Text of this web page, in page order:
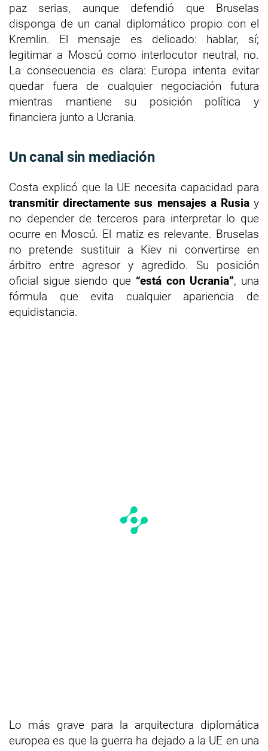
paz serias, aunque defendió que Bruselas
disponga de un canal diplomático propio con el
Kremlin. El mensaje es delicado: hablar, sí;
legitimar a Moscú como interlocutor neutral, no.
La consecuencia es clara: Europa intenta evitar
quedar fuera de cualquier negociación futura
mientras mantiene su posición política y
financiera junto a Ucrania.
Un canal sin mediación
Costa explicó que la UE necesita capacidad para
transmitir directamente sus mensajes a Rusiay
no depender de terceros para interpretar lo que
ocurre en Moscú. El matiz es relevante. Bruselas
no pretende sustituir a Kiev ni convertirse en
árbitro entre agresor y agredido. Su posición
oficial sigue siendo que “está con Ucrania”, una
fórmula que evita cualquier apariencia de
equidistancia.
Lo más grave para la arquitectura diplomática
europea es que la guerra ha dejado a la UE en una